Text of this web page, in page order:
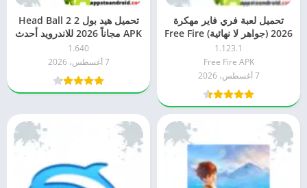
تحميل لعبة فري فاير مهكرة
2026 (جواهر لا نهائية) Free Fire
اخر اصدار
1.123.1
Free Fire APK
7 أغسطس، 2026
تحميل هيد بول 2 Head Ball 2
APK مجاناً 2026 للاندرويد أحدث
إصدار
1.640
7 أغسطس، 2026